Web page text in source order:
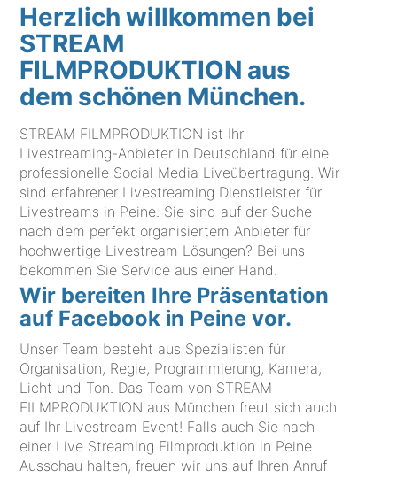
Herzlich willkommen bei
STREAM
FILMPRODUKTION aus
dem schönen München.
STREAM FILMPRODUKTION ist Ihr
Livestreaming-Anbieter in Deutschland für eine
professionelle Social Media Liveübertragung. Wir
sind erfahrener Livestreaming Dienstleister für
Livestreams in Peine. Sie sind auf der Suche
nach dem perfekt organisiertem Anbieter für
hochwertige Livestream Lösungen? Bei uns
bekommen Sie Service aus einer Hand.
Wir bereiten Ihre Präsentation
auf Facebook in Peine vor.
Unser Team besteht aus Spezialisten für
Organisation, Regie, Programmierung, Kamera,
Licht und Ton. Das Team von STREAM
FILMPRODUKTION aus München freut sich auch
auf Ihr Livestream Event! Falls auch Sie nach
einer Live Streaming Filmproduktion in Peine
Ausschau halten, freuen wir uns auf Ihren Anruf